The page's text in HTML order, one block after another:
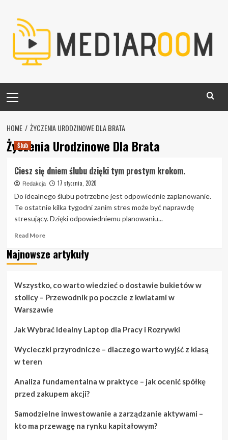
content
Menu
HOME ŻYCZENIA URODZINOWE DLA BRATA
Życzenia Urodzinowe Dla Brata
Ślub
Ciesz się dniem ślubu dzięki tym prostym krokom.
Redakcja 17 stycznia, 2020
Do idealnego ślubu potrzebne jest odpowiednie zaplanowanie.
Te ostatnie kilka tygodni zanim stres może być naprawdę
stresujący. Dzięki odpowiedniemu planowaniu...
Read MoreRead
about
ślubu
dzięki
tym
krokom.
Najnowsze artykuły
Wszystko, co warto wiedzieć o dostawie bukietów w
stolicy – Przewodnik po poczcie z kwiatami w
Warszawie
Jak Wybrać Idealny Laptop dla Pracy i Rozrywki
Wycieczki przyrodnicze – dlaczego warto wyjść z klasą
w teren
Analiza fundamentalna w praktyce – jak ocenić spółkę
przed zakupem akcji?
Samodzielne inwestowanie a zarządzanie aktywami –
kto ma przewagę na rynku kapitałowym?